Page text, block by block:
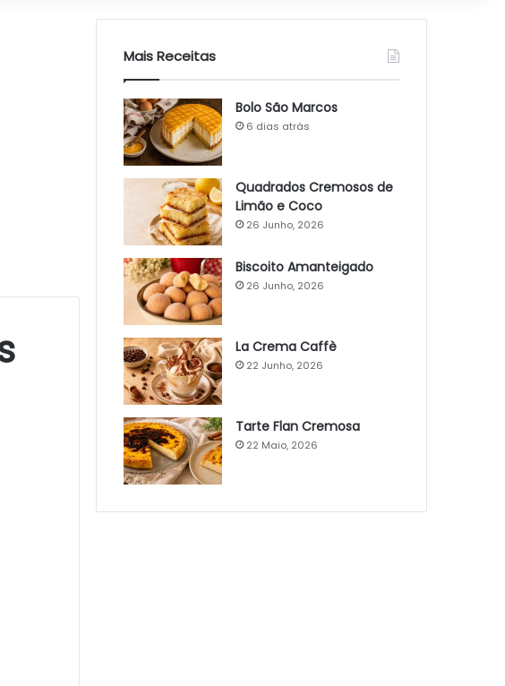
Mais Receitas
Bolo São Marcos
6 dias atrás
Quadrados Cremosos de
Limão e Coco
26 Junho, 2026
Biscoito Amanteigado
26 Junho, 2026
La Crema Caffè
22 Junho, 2026
Tarte Flan Cremosa
22 Maio, 2026